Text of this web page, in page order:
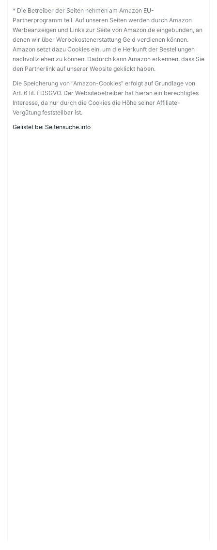
* Die Betreiber der Seiten nehmen am Amazon EU-
Partnerprogramm teil. Auf unseren Seiten werden durch Amazon
Werbeanzeigen und Links zur Seite von Amazon.de eingebunden, an
denen wir über Werbekostenerstattung Geld verdienen können.
Amazon setzt dazu Cookies ein, um die Herkunft der Bestellungen
nachvollziehen zu können. Dadurch kann Amazon erkennen, dass Sie
den Partnerlink auf unserer Website geklickt haben.
Die Speicherung von “Amazon-Cookies” erfolgt auf Grundlage von
Art. 6 lit. f DSGVO. Der Websitebetreiber hat hieran ein berechtigtes
Interesse, da nur durch die Cookies die Höhe seiner Affiliate-
Vergütung feststellbar ist.
Gelistet bei Seitensuche.info